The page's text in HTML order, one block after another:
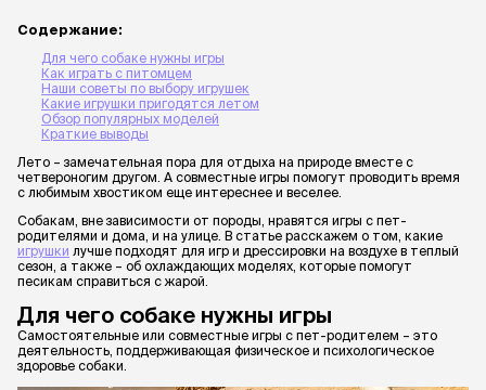
Содержание:
Для чего собаке нужны игры
Как играть с питомцем
Наши советы по выбору игрушек
Какие игрушки пригодятся летом
Обзор популярных моделей
Краткие выводы
Лето – замечательная пора для отдыха на природе вместе с
четвероногим другом. А совместные игры помогут проводить время
с любимым хвостиком еще интереснее и веселее.
Собакам, вне зависимости от породы, нравятся игры с пет-
родителями и дома, и на улице. В статье расскажем о том, какие
игрушки лучше подходят для игр и дрессировки на воздухе в теплый
сезон, а также – об охлаждающих моделях, которые помогут
песикам справиться с жарой.
Для чего собаке нужны игры
Самостоятельные или совместные игры с пет-родителем – это
деятельность, поддерживающая физическое и психологическое
здоровье собаки.